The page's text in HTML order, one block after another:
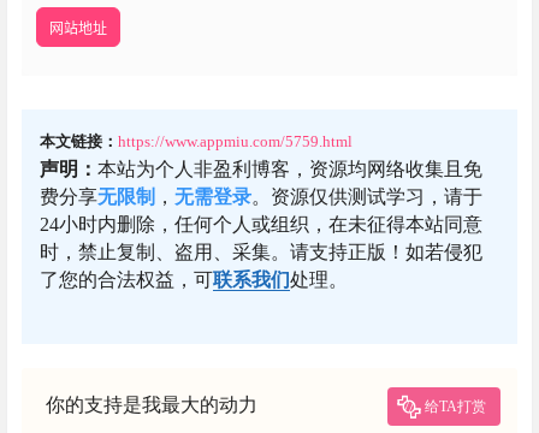
网站地址
本文链接： https://www.appmiu.com/5759.html
声明： 本站为个人非盈利博客，资源均网络收集且免
费分享无限制 ， 无需登录。资源仅供测试学习，请于
24小时内删除，任何个人或组织，在未征得本站同意
时，禁止复制、盗用、采集。请支持正版！如若侵犯
了您的合法权益，可联系我们处理。
你的支持是我最大的动力 给TA打赏